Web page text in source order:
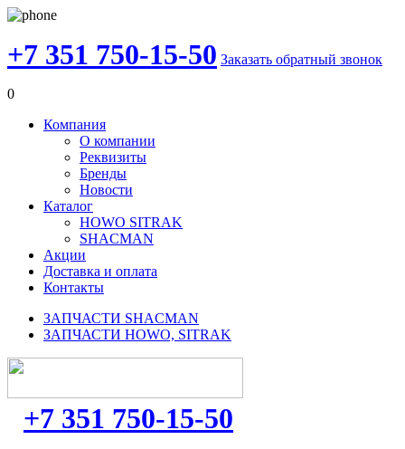
+7 351 750-15-50 Заказать обратный звонок
0
Компания
О компании
Реквизиты
Бренды
Новости
Каталог
HOWO SITRAK
SHACMAN
Акции
Доставка и оплата
Контакты
ЗАПЧАСТИ SHACMAN
ЗАПЧАСТИ HOWO, SITRAK
+7 351 750-15-50